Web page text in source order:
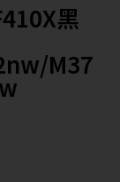
黑
M37